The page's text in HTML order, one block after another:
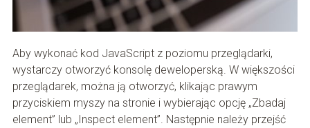
Aby wykonać kod JavaScript z poziomu przeglądarki,
wystarczy otworzyć konsolę deweloperską. W większości
przeglądarek, można ją otworzyć, klikając prawym
przyciskiem myszy na stronie i wybierając opcję „Zbadaj
element” lub „Inspect element”. Następnie należy przejść